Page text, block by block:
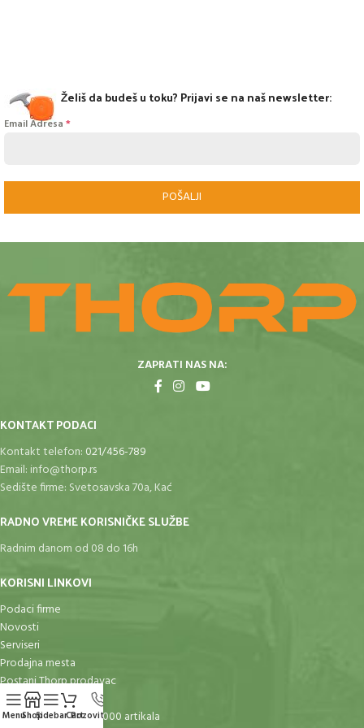
Želiš da budeš u toku? Prijavi se na naš newsletter:
Email Adresa *
POŠALJI
ZAPRATI NAS NA:
KONTAKT PODACI
Kontakt telefon: 021/456-789
Email: info@thorp.rs
Sedište firme: Svetosavska 70a, Kać
RADNO VREME KORISNIČKE SLUŽBE
Radnim danom od 08 do 16h
KORISNI LINKOVI
Podaci firme
Novosti
Serviseri
Prodajna mesta
Postani Thorp prodavac
3 godine garancije
Moto-Bike preko 30.000 artikala
MenuShopSidebarCart
Pozovite nas